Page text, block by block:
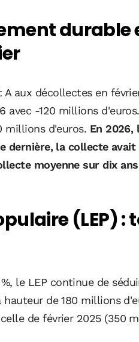
durable
aux décollectes en
avec -120 millions
millions d'euros. En 2026,
dernière, la collecte
moyenne sur dix
(LEP) :
le LEP continue de
de 180 millions
de février 2025 (350